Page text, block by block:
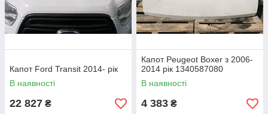
Капот Ford Transit 2014- рік
В наявності
22 827 ₴
Капот Peugeot Boxer з 2006-
2014 рік 1340587080
В наявності
4 383 ₴